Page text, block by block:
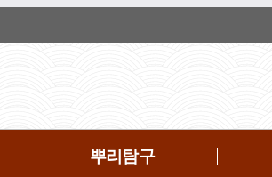
뿌리탐구